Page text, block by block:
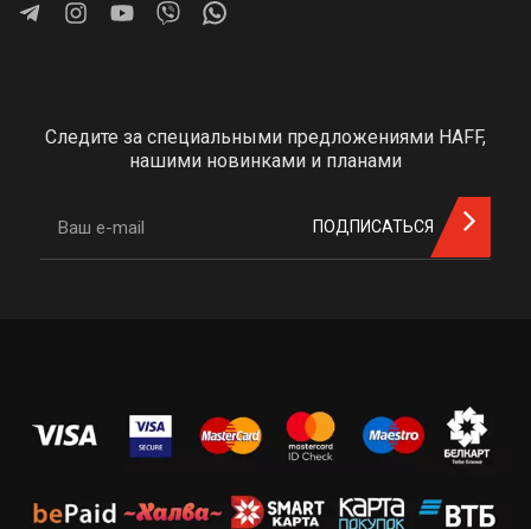
Следите за специальными предложениями HAFF,
нашими новинками и планами
ПОДПИСАТЬСЯ